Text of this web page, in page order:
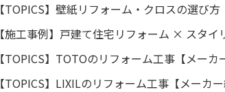
【TOPICS】壁紙リフォーム・クロスの選び
【施工事例】戸建て住宅リフォーム × スタ
【TOPICS】TOTOのリフォーム工事【メーカ
【TOPICS】LIXILのリフォーム工事【メーカ